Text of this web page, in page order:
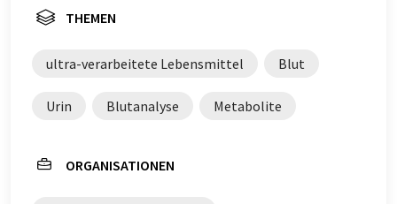
THEMEN
ultra-verarbeitete Lebensmittel Blut
Urin Blutanalyse Metabolite
ORGANISATIONEN